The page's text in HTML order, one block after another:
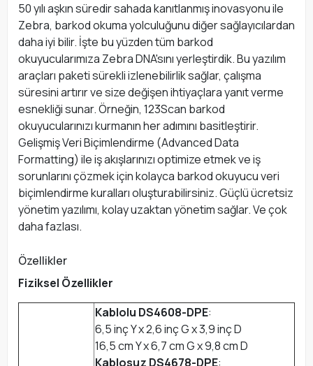
50 yılı aşkın süredir sahada kanıtlanmış inovasyonu ile
Zebra, barkod okuma yolculuğunu diğer sağlayıcılardan
daha iyi bilir. İşte bu yüzden tüm barkod
okuyucularımıza Zebra DNA'sını yerleştirdik. Bu yazılım
araçları paketi sürekli izlenebilirlik sağlar, çalışma
süresini artırır ve size değişen ihtiyaçlara yanıt verme
esnekliği sunar. Örneğin, 123Scan barkod
okuyucularınızı kurmanın her adımını basitleştirir.
Gelişmiş Veri Biçimlendirme (Advanced Data
Formatting) ile iş akışlarınızı optimize etmek ve iş
sorunlarını çözmek için kolayca barkod okuyucu veri
biçimlendirme kuralları oluşturabilirsiniz. Güçlü ücretsiz
yönetim yazılımı, kolay uzaktan yönetim sağlar. Ve çok
daha fazlası.
Özellikler
Fiziksel Özellikler
Kablolu DS4608-DPE:
6,5 inç Y x 2,6 inç G x 3,9 inç D
16,5 cm Y x 6,7 cm G x 9,8 cm D
Kablosuz DS4678-DPE: